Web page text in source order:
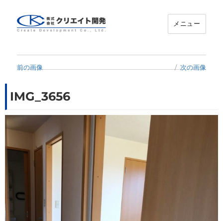
メニュー
前の画像 次の画像
IMG_3656